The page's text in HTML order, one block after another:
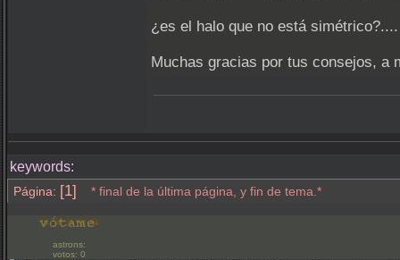
¿es el halo que no está
Muchas gracias por tus consejos, a
keywords:
Página: [1] * final de la última página, y fin de tema.*
astrons:
votos: 0